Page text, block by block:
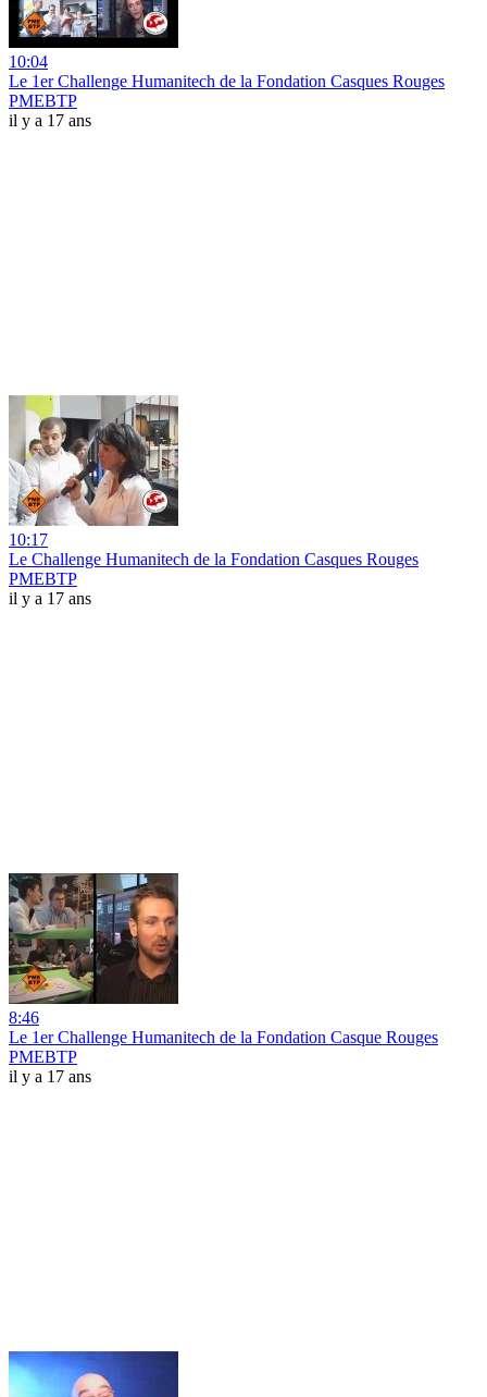
10:04
Le 1er Challenge Humanitech de la Fondation Casques Rouges
PMEBTP
il y a 17 ans
10:17
Le Challenge Humanitech de la Fondation Casques Rouges
PMEBTP
il y a 17 ans
8:46
Le 1er Challenge Humanitech de la Fondation Casque Rouges
PMEBTP
il y a 17 ans